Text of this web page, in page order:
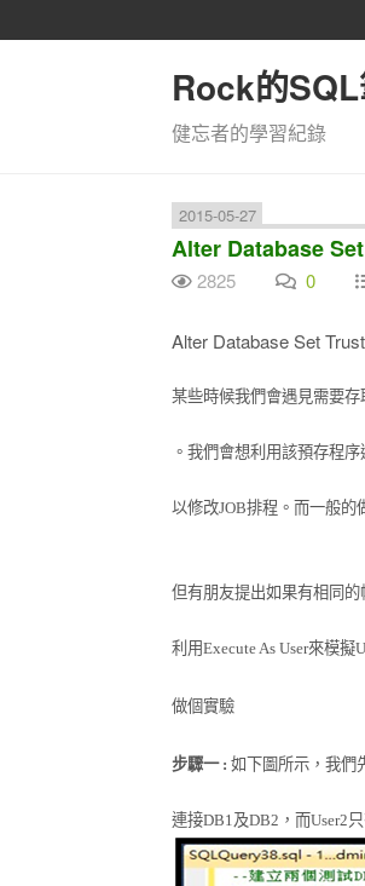
Rock的
健忘者的學習紀錄
2015-05-27
Alter Database
2825 0
Alter Database Set
某些時候我們會遇見需要
。我們會想利用該預存程序
以修改JOB排程。而一般的
但有朋友提出如果有相同的
利用Execute As User來模擬
做個實驗
步驟一 : 如下圖所示，我們
連接DB1 及DB2 ，而User2